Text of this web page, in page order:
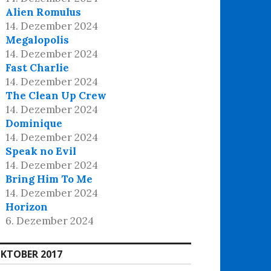
Alien Romulus
14. Dezember 2024
Megalopolis
14. Dezember 2024
Fast Charlie
14. Dezember 2024
The Clean Up Crew
14. Dezember 2024
Dominique
14. Dezember 2024
Speak no Evil
14. Dezember 2024
Bring Him To Me
14. Dezember 2024
Horizon
6. Dezember 2024
2017